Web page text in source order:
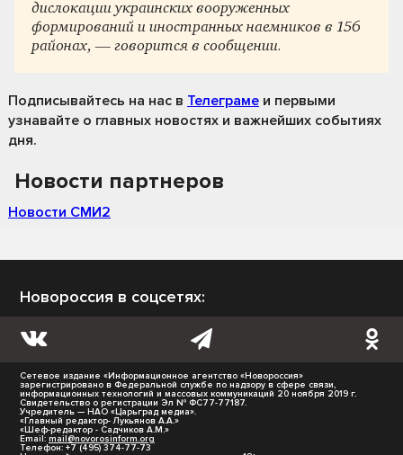
дислокации украинских вооруженных
формирований и иностранных наемников в 156
районах, — говорится в сообщении.
Подписывайтесь на нас в Телеграме и первыми
узнавайте о главных новостях и важнейших событиях
дня.
Новости партнеров
Новости СМИ2
Новороссия в соцсетях:
Сетевое издание «Информационное агентство «Новороссия»
зарегистрировано в Федеральной службе по надзору в сфере связи,
информационных технологий и массовых коммуникаций 20 ноября 2019 г.
Свидетельство о регистрации Эл № ФС77-77187.
Учредитель — НАО «Царьград медиа».
«Главный редактор- Лукьянов А.А.»
«Шеф-редактор - Садчиков А.М.»
Email: mail@novorosinform.org
Телефон: +7 (495) 374-77-73